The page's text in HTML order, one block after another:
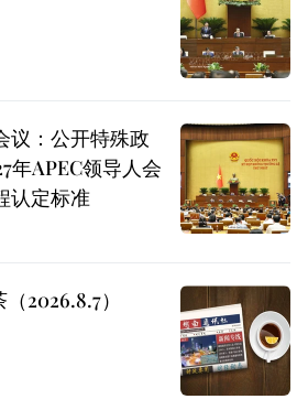
议：公开特殊政
年APEC领导人会
认定标准
2026.8.7）